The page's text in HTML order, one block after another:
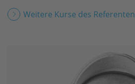
Weitere Kurse des Referenten